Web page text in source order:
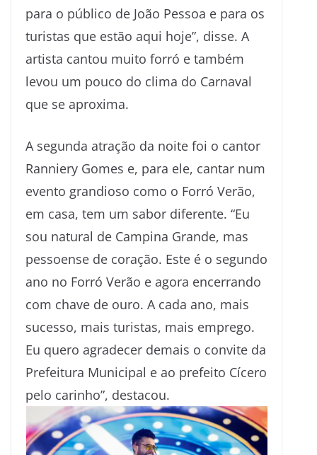
para o público de João Pessoa e para os
turistas que estão aqui hoje”, disse. A
artista cantou muito forró e também
levou um pouco do clima do Carnaval
que se aproxima.
A segunda atração da noite foi o cantor
Ranniery Gomes e, para ele, cantar num
evento grandioso como o Forró Verão,
em casa, tem um sabor diferente. “Eu
sou natural de Campina Grande, mas
pessoense de coração. Este é o segundo
ano no Forró Verão e agora encerrando
com chave de ouro. A cada ano, mais
sucesso, mais turistas, mais emprego.
Eu quero agradecer demais o convite da
Prefeitura Municipal e ao prefeito Cícero
pelo carinho”, destacou.